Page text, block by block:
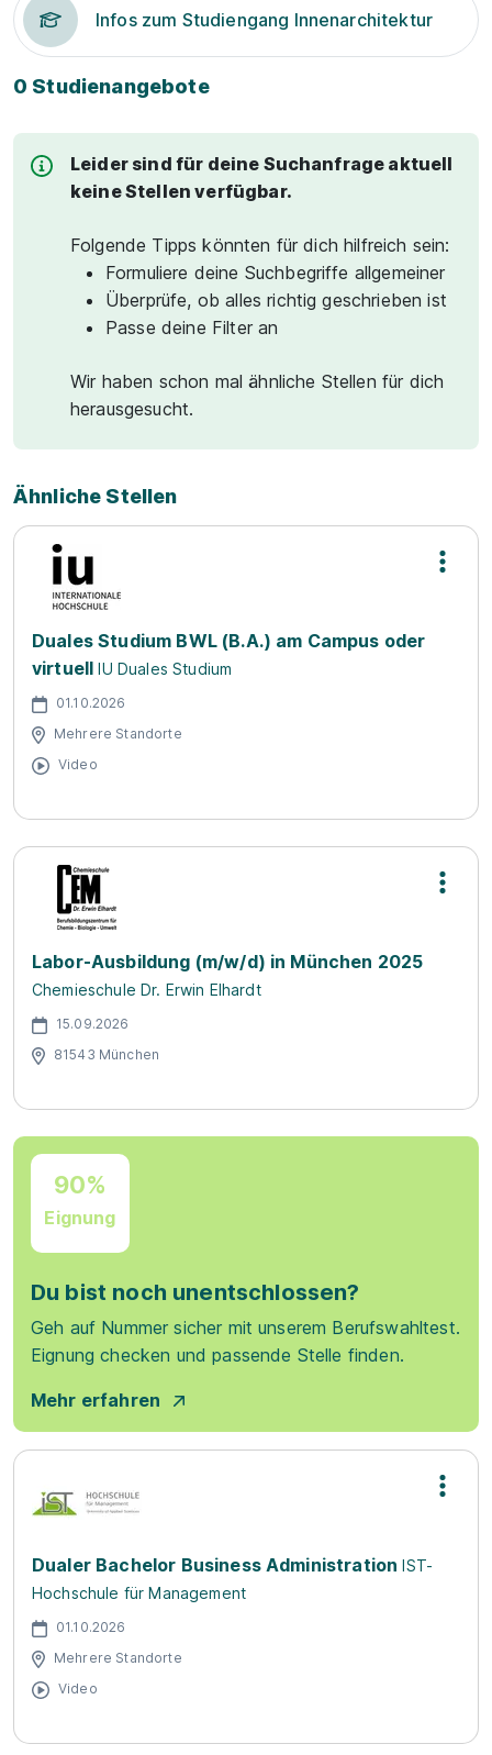
Infos zum Studiengang Innenarchitektur
0 Studienangebote
Leider sind für deine Suchanfrage aktuell
keine Stellen verfügbar.
Folgende Tipps könnten für dich hilfreich sein:
Formuliere deine Suchbegriffe allgemeiner
Überprüfe, ob alles richtig geschrieben ist
Passe deine Filter an
Wir haben schon mal ähnliche Stellen für dich
herausgesucht.
Ähnliche Stellen
Duales Studium BWL (B.A.) am Campus oder
virtuell IU Duales Studium
01.10.2026
Mehrere Standorte
Video
Labor-Ausbildung (m/w/d) in München 2025
Chemieschule Dr. Erwin Elhardt
15.09.2026
81543 München
90%
Eignung
Du bist noch unentschlossen?
Geh auf Nummer sicher mit unserem Berufswahltest.
Eignung checken und passende Stelle finden.
Mehr erfahren
Dualer Bachelor Business Administration IST-
Hochschule für Management
01.10.2026
Mehrere Standorte
Video